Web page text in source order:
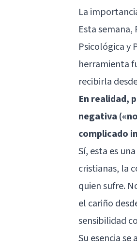
La
Esta
Psicológica y
herramienta
recibirla
En realidad,
negativa
complicado
Sí, esta es
cristianas, la
quien sufre.
el cariño
sensibilidad
Su esencia